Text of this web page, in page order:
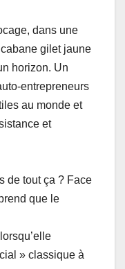
dans une
gilet jaune
horizon. Un
entrepreneurs
au monde et
et
de tout ça ? Face
que le
» classique à